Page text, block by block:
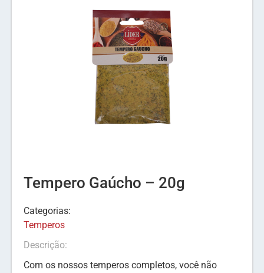
Tempero Gaúcho – 20g
Categorias:
Temperos
Descrição:
Com os nossos temperos completos, você não